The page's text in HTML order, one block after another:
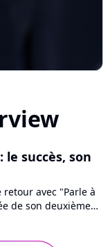
succès, son
avec "Parle à
de son deuxième
pour Pure